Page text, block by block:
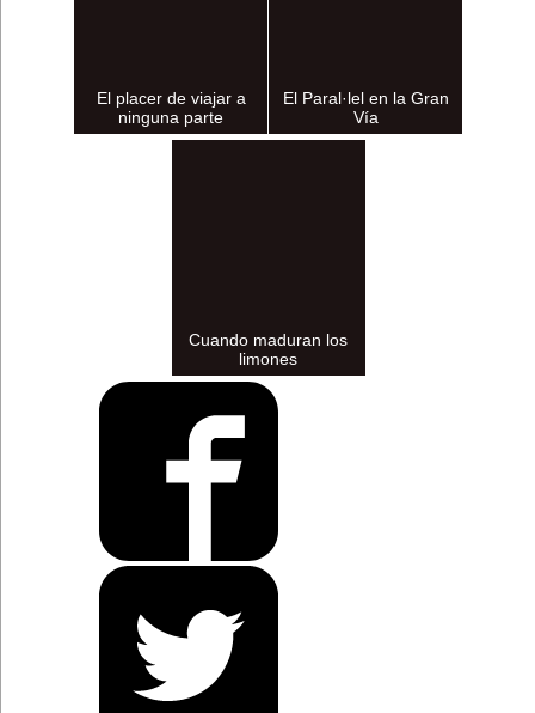
El placer de viajar a
ninguna parte
El Paral·lel en la Gran
Vía
Cuando maduran los
limones